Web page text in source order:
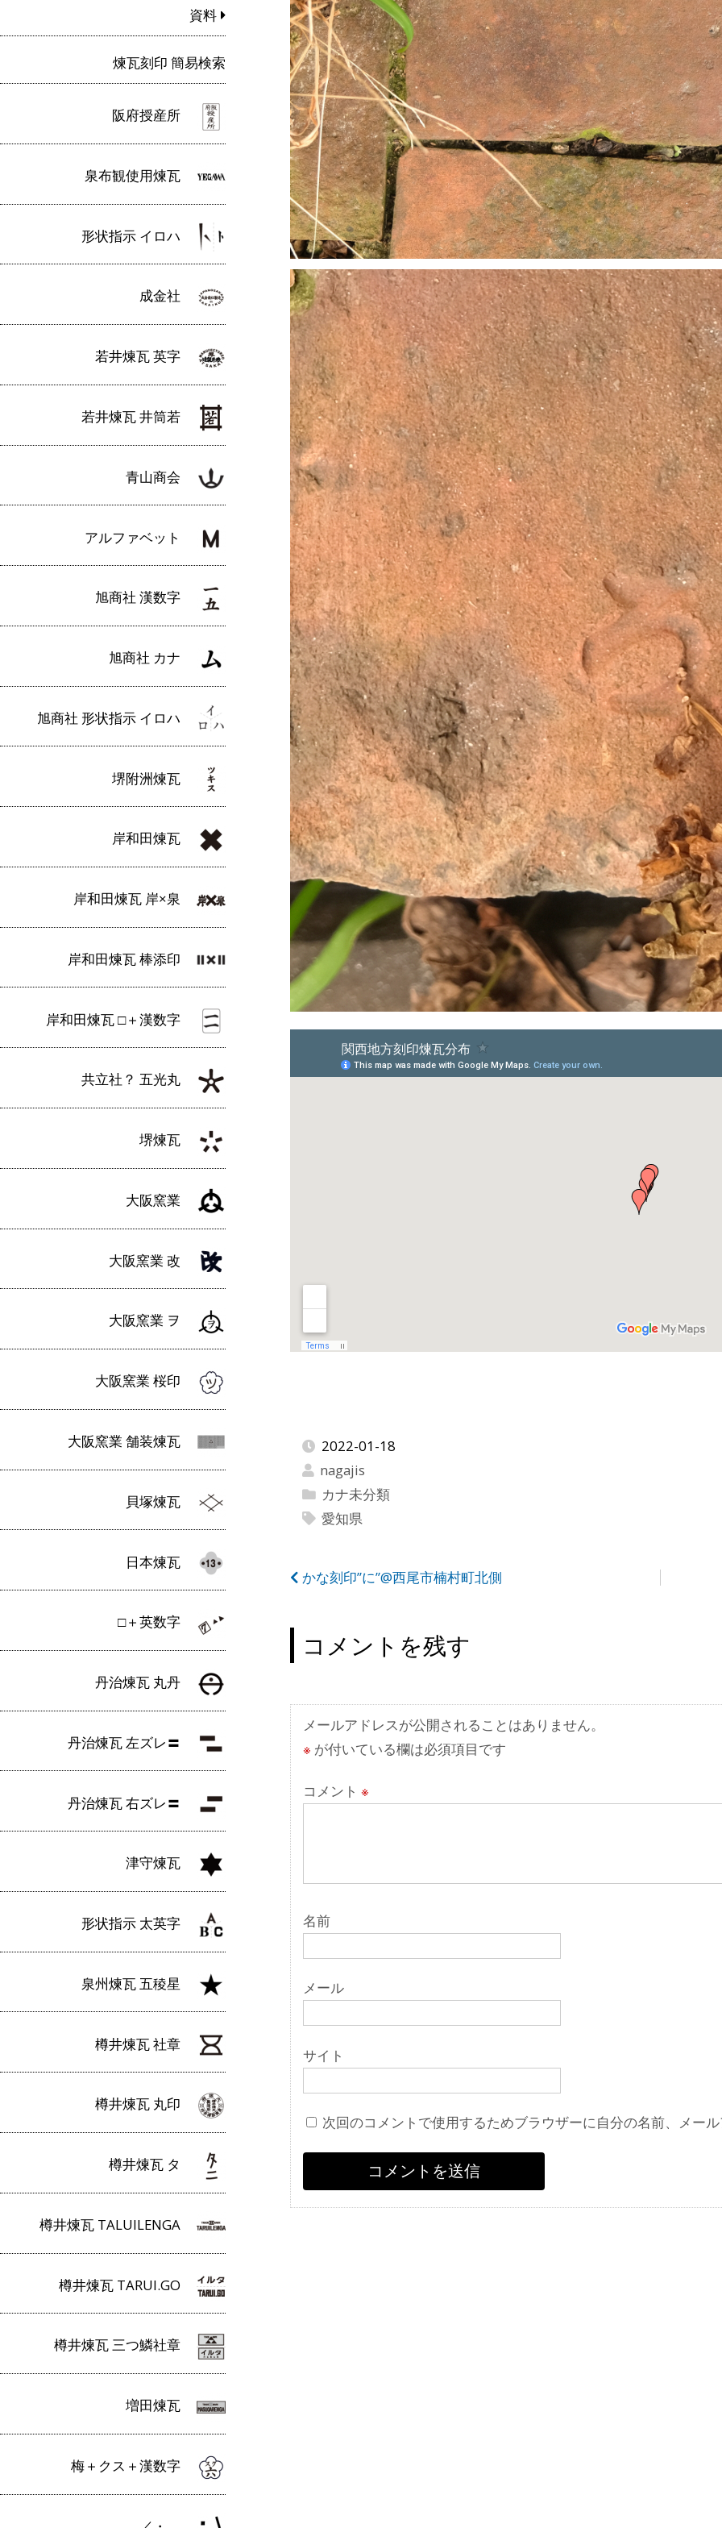
資料
煉瓦刻印 簡易検索
阪府授産所
泉布観使用煉瓦
形状指示 イロハ
成金社
若井煉瓦 英字
若井煉瓦 井筒若
青山商会
アルファベット
旭商社 漢数字
旭商社 カナ
旭商社 形状指示 イロハ
堺附洲煉瓦
岸和田煉瓦
岸和田煉瓦 岸×泉
岸和田煉瓦 棒添印
岸和田煉瓦 □＋漢数字
共立社？ 五光丸
堺煉瓦
大阪窯業
大阪窯業 改
大阪窯業 ヲ
大阪窯業 桜印
大阪窯業 舗装煉瓦
貝塚煉瓦
日本煉瓦
□＋英数字
丹治煉瓦 丸丹
丹治煉瓦 左ズレ〓
丹治煉瓦 右ズレ〓
津守煉瓦
形状指示 太英字
泉州煉瓦 五稜星
樽井煉瓦 社章
樽井煉瓦 丸印
樽井煉瓦 タ
樽井煉瓦 TALUILENGA
樽井煉瓦 TARUI.GO
樽井煉瓦 三つ鱗社章
増田煉瓦
梅＋クス＋漢数字
2022-01-18
nagajis
カナ未分類
愛知県
投
ナ
ビ
ゲ
ー
シ
ョ
ン
かな刻印”に”@西尾市楠村町北側
コメントを残す
メールアドレスが公開されることはありません。
※ が付いている欄は必須項目です
コメント ※
名前
メール
サイト
次回のコメントで使用するためブラウザーに自分の名前、メール